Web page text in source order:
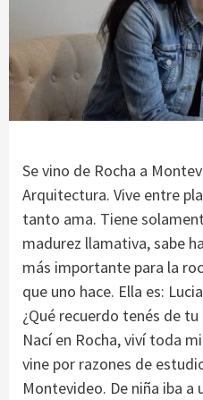
Se vino de Rocha a
Arquitectura. Vive entre
tanto ama. Tiene
madurez llamativa, sabe
más importante para la
que uno hace. Ella es:
¿Qué recuerdo tenés de tu
Nací en Rocha, viví toda
vine por razones de
Montevideo. De niña iba a